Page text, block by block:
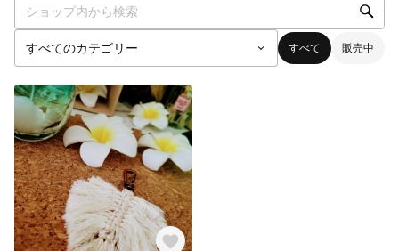
すべて 販売中